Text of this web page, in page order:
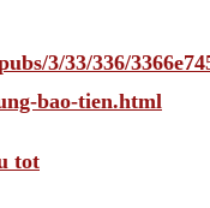
3/33/336/
bao-tien.html
tot